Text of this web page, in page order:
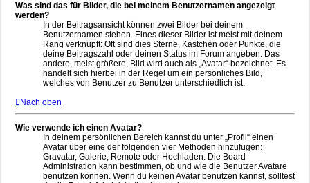
Was sind das für Bilder, die bei meinem Benutzernamen angezeigt
werden?
In der Beitragsansicht können zwei Bilder bei deinem
Benutzernamen stehen. Eines dieser Bilder ist meist mit deinem
Rang verknüpft: Oft sind dies Sterne, Kästchen oder Punkte, die
deine Beitragszahl oder deinen Status im Forum angeben. Das
andere, meist größere, Bild wird auch als „Avatar“ bezeichnet. Es
handelt sich hierbei in der Regel um ein persönliches Bild,
welches von Benutzer zu Benutzer unterschiedlich ist.
Nach oben
Wie verwende ich einen Avatar?
In deinem persönlichen Bereich kannst du unter „Profil“ einen
Avatar über eine der folgenden vier Methoden hinzufügen:
Gravatar, Galerie, Remote oder Hochladen. Die Board-
Administration kann bestimmen, ob und wie die Benutzer Avatare
benutzen können. Wenn du keinen Avatar benutzen kannst, solltest